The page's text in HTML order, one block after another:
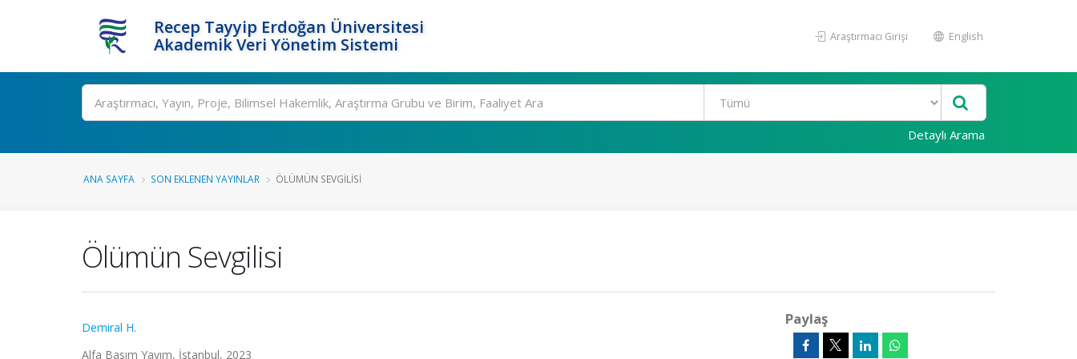
Recep Tayyip Erdoğan Üniversitesi
Akademik Veri Yönetim Sistemi
Araştırmacı Girişi English
Ara
Detaylı Arama
ANA SAYFA SON EKLENEN YAYINLAR ÖLÜMÜN SEVGILISI
Ölümün Sevgilisi
Demiral H.
Alfa Basım Yayım, İstanbul, 2023
Paylaş